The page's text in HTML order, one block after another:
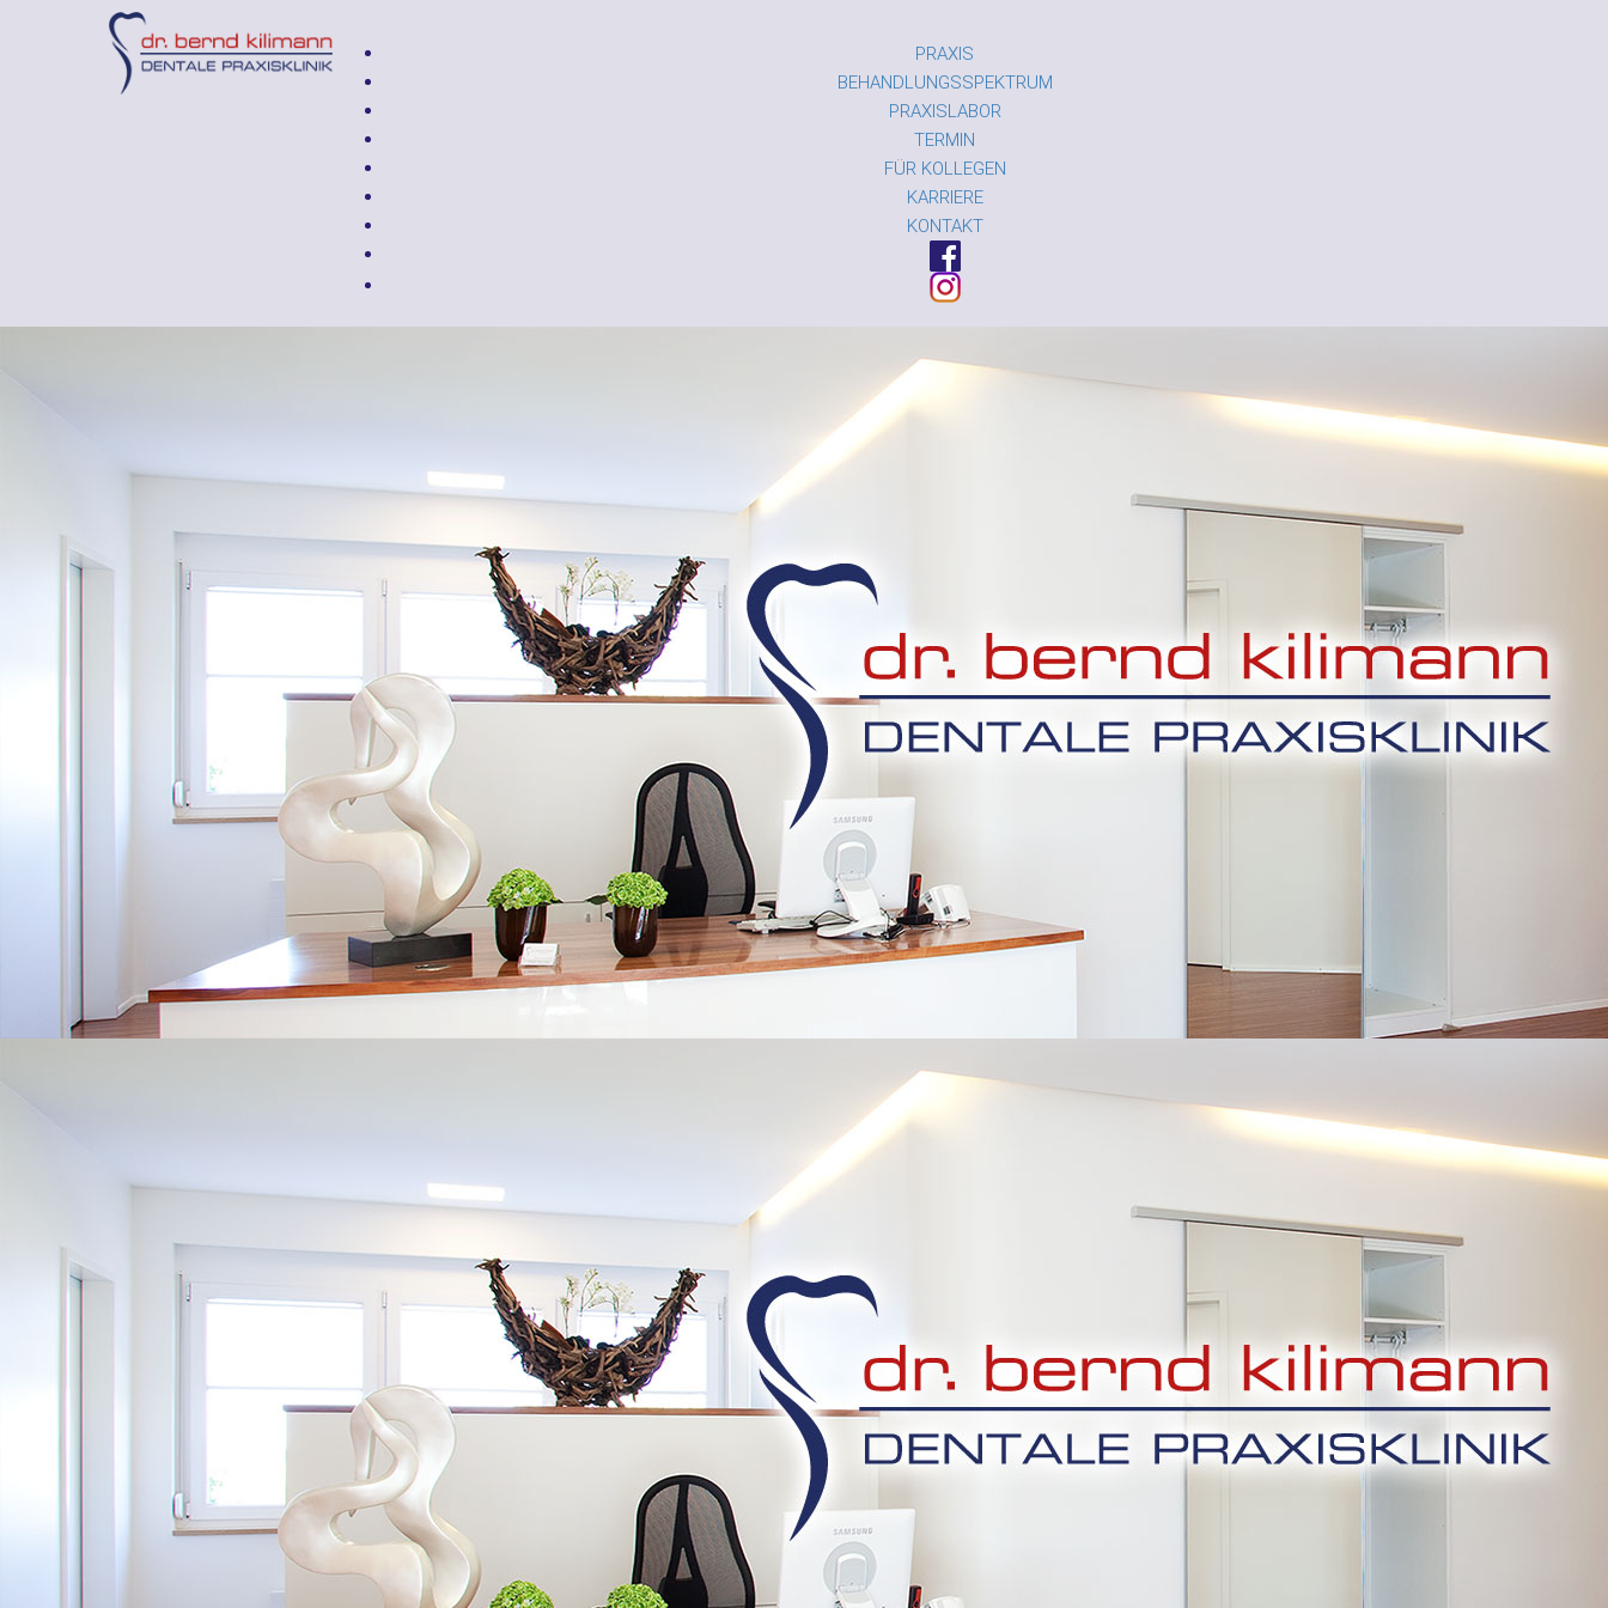
PRAXIS
BEHANDLUNGSSPEKTRUM
PRAXISLABOR
TERMIN
FÜR KOLLEGEN
KARRIERE
KONTAKT